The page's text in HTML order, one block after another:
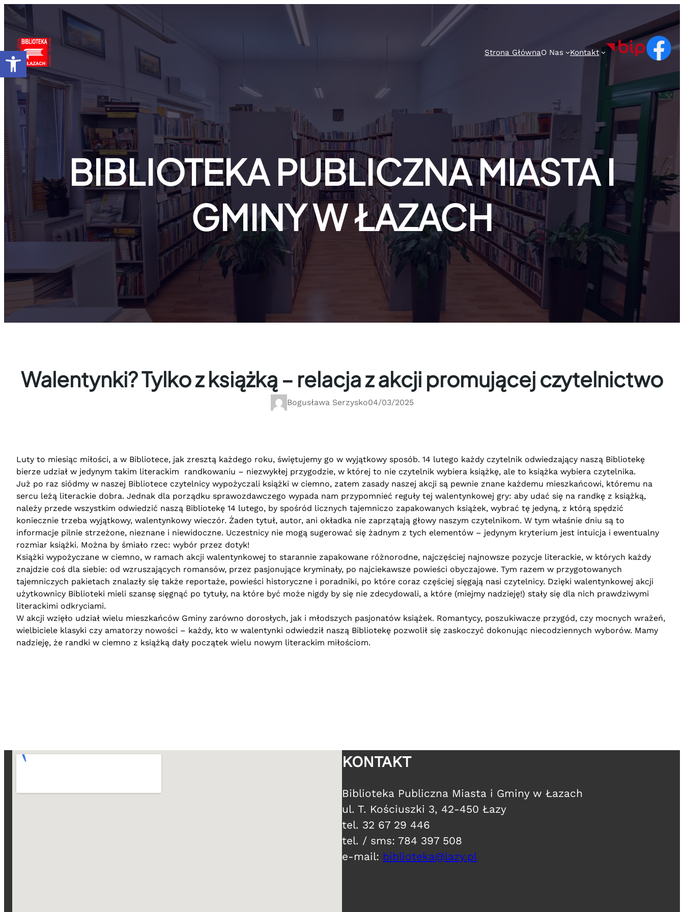
Otwórz pasek narzędzi
Przejdź
do
treści
Strona GłównaO Nas Kontakt
BIBLIOTEKA PUBLICZNA MIASTA I
GMINY W ŁAZACH
Walentynki? Tylko z książką – relacja z akcji promującej czytelnictwo
Bogusława Serzysko04/03/2025
Luty to miesiąc miłości, a w Bibliotece, jak zresztą każdego roku, świętujemy go w wyjątkowy sposób. 14 lutego każdy czytelnik odwiedzający naszą Bibliotekę
bierze udział w jedynym takim literackim randkowaniu – niezwykłej przygodzie, w której to nie czytelnik wybiera książkę, ale to książka wybiera czytelnika.
Już po raz siódmy w naszej Bibliotece czytelnicy wypożyczali książki w ciemno, zatem zasady naszej akcji są pewnie znane każdemu mieszkańcowi, któremu na
sercu leżą literackie dobra. Jednak dla porządku sprawozdawczego wypada nam przypomnieć reguły tej walentynkowej gry: aby udać się na randkę z książką,
należy przede wszystkim odwiedzić naszą Bibliotekę 14 lutego, by spośród licznych tajemniczo zapakowanych książek, wybrać tę jedyną, z którą spędzić
koniecznie trzeba wyjątkowy, walentynkowy wieczór. Żaden tytuł, autor, ani okładka nie zaprzątają głowy naszym czytelnikom. W tym właśnie dniu są to
informacje pilnie strzeżone, nieznane i niewidoczne. Uczestnicy nie mogą sugerować się żadnym z tych elementów – jedynym kryterium jest intuicja i ewentualny
rozmiar książki. Można by śmiało rzec: wybór przez dotyk!
Książki wypożyczane w ciemno, w ramach akcji walentynkowej to starannie zapakowane różnorodne, najczęściej najnowsze pozycje literackie, w których każdy
znajdzie coś dla siebie: od wzruszających romansów, przez pasjonujące kryminały, po najciekawsze powieści obyczajowe. Tym razem w przygotowanych
tajemniczych pakietach znalazły się także reportaże, powieści historyczne i poradniki, po które coraz częściej sięgają nasi czytelnicy. Dzięki walentynkowej akcji
użytkownicy Biblioteki mieli szansę sięgnąć po tytuły, na które być może nigdy by się nie zdecydowali, a które (miejmy nadzieję!) stały się dla nich prawdziwymi
literackimi odkryciami.
W akcji wzięło udział wielu mieszkańców Gminy zarówno dorosłych, jak i młodszych pasjonatów książek. Romantycy, poszukiwacze przygód, czy mocnych wrażeń,
wielbiciele klasyki czy amatorzy nowości – każdy, kto w walentynki odwiedził naszą Bibliotekę pozwolił się zaskoczyć dokonując niecodziennych wyborów. Mamy
nadzieję, że randki w ciemno z książką dały początek wielu nowym literackim miłościom.
KONTAKT
​Biblioteka Publiczna Miasta i Gminy w Łazach
ul. T. Kościuszki 3, 42-450 Łazy
tel. 32 67 29 446
tel. / sms: 784 397 508
e-mail: biblioteka@lazy.pl